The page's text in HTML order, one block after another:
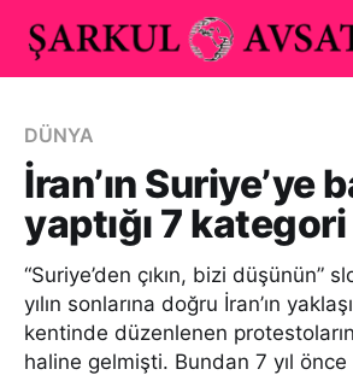
DÜNYA
İran’ın Suriye’ye
yaptığı 7 kategori
“Suriye’den çıkın, bizi düşünün”
yılın sonlarına doğru İran’ın
kentinde düzenlenen
haline gelmişti. Bundan 7 yıl önce